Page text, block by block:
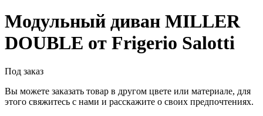
Модульный диван MILLER
DOUBLE от Frigerio Salotti
Под заказ
Вы можете заказать товар в другом цвете или материале, для
этого свяжитесь с нами и расскажите о своих предпочтениях.